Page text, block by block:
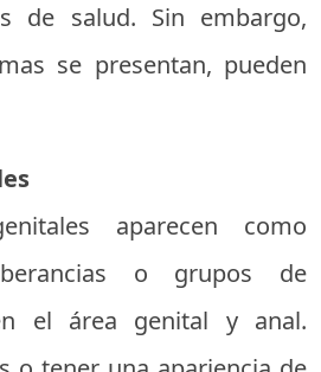
de salud. Sin embargo,
se presentan, pueden
aparecen como
o grupos de
el área genital y anal.